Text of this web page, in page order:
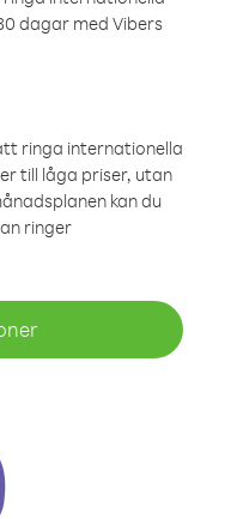
dagar med Vibers
ringa internationella
till låga priser, utan
kan du
ringer